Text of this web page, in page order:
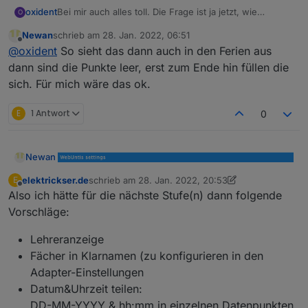
O oxidentBei mir auch alles toll. Die Frage ist ja jetzt, wie
heute z. B. so, dass der Kanal "1" (also Morgen) jetzt
nur den DP "timetable-date", und zwar vom Samstag,
enthält.
Offline
Newanschrieb am 28. Jan. 2022, 06:51
zuletzt editiert von
@oxident So sieht das dann auch in den Ferien aus
dann sind die Punkte leer, erst zum Ende hin füllen die
sich. Für mich wäre das ok.
E 1 Antwort 0
Newan
Anonymous läuft. Version wird gleich veröffentlicht.
Bitte testen!
E
Offline
elektrickser.deschrieb am 28. Jan. 2022, 20:53
zuletzt editiert von elektrickser.de
Also ich hätte für die nächste Stufe(n) dann folgende
Vorschläge:
Lehreranzeige
Fächer in Klarnamen (zu konfigurieren in den
Adapter-Einstellungen
Datum&Uhrzeit teilen: